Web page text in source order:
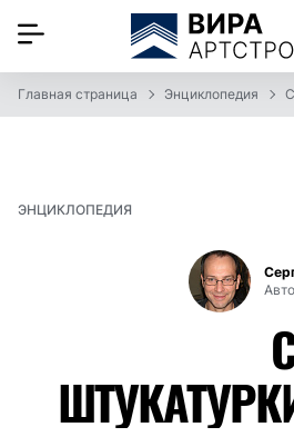
Главная страница Энциклопедия
ЭНЦИКЛОПЕДИЯ